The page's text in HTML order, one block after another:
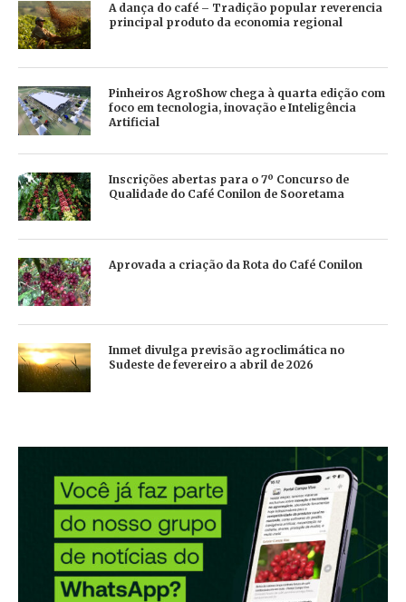
A dança do café – Tradição popular reverencia
principal produto da economia regional
Pinheiros AgroShow chega à quarta edição com
foco em tecnologia, inovação e Inteligência
Artificial
Inscrições abertas para o 7º Concurso de
Qualidade do Café Conilon de Sooretama
Aprovada a criação da Rota do Café Conilon
Inmet divulga previsão agroclimática no
Sudeste de fevereiro a abril de 2026